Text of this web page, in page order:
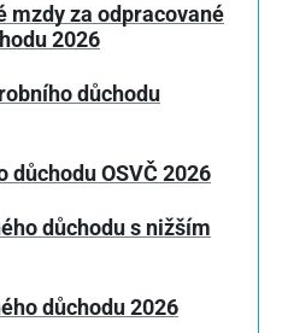
mzdy za odpracované
2026
důchodu
důchodu OSVČ 2026
důchodu s nižším
důchodu 2026